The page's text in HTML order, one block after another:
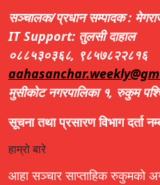
सञ्चालक/प्रधान सम्पादक :
IT Support: तुलसी दाहाल
०८८५३०३६८, ९८५७८२२८१६
मुसीकोट नगरपालिका १, रुकुम
सूचना तथा प्रसारण विभाग दर्ता
हाम्रो बारे
आहा सञ्चार साप्ताहिक रुकुमको